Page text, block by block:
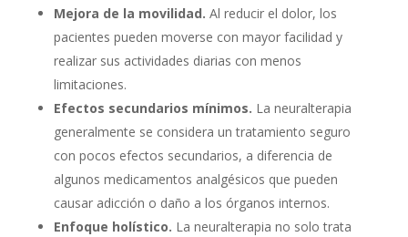
Mejora de la movilidad. Al reducir el dolor, los
pacientes pueden moverse con mayor facilidad y
realizar sus actividades diarias con menos
limitaciones.
Efectos secundarios mínimos. La neuralterapia
generalmente se considera un tratamiento seguro
con pocos efectos secundarios, a diferencia de
algunos medicamentos analgésicos que pueden
causar adicción o daño a los órganos internos.
Enfoque holístico. La neuralterapia no solo trata